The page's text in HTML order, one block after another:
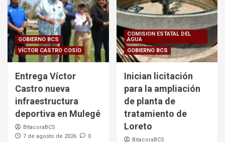
GOBIERNO BCS
VÍCTOR CASTRO COSÍO
Entrega Víctor
Castro nueva
infraestructura
deportiva en Mulegé
BitacoraBCS
7 de agosto de 2026
0
COMISION ESTATAL DEL
AGUA
GOBIERNO BCS
Inician licitación
para la ampliación
de planta de
tratamiento de
Loreto
BitacoraBCS